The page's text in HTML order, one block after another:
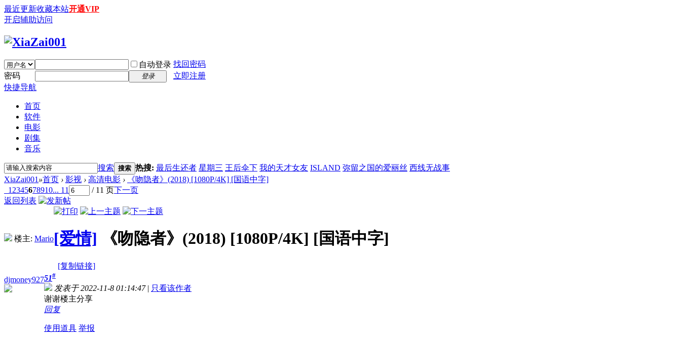
最近更新收藏本站开通VIP
开启辅助访问
自动登录 找回密码
密码
登录
立即注册
快捷导航
首页
软件
电影
剧集
音乐
搜索 搜索 热搜: 最后生还者 星期三 王后伞下 我的天才女友 ISLAND 弥留之国的爱丽丝 西线无战事
XiaZai001 »首页 › 影视 › 高清电影 ›
《吻隐者》(2018) [1080P/4K] [国语中字]
1 2345678910... 11 / 11 页下一页
返回列表
楼主: Mario[爱情] 《吻隐者》(2018) [1080P/4K] [国语中字]
[复制链接]
djmoney92751#
发表于 2022-11-8 01:14:47 | 只看该作者
谢谢楼主分享
回复
使用道具 举报